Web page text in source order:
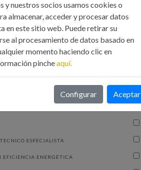
INSTALACIONES TÉRMICAS
LEGALIZACIONES
ESPECIALISTA
EFICIENCIA ENERGÉTICA
y nuestros socios usamos cookies o
almacenar, acceder y procesar datos
en este sitio web. Puede retirar su
al procesamiento de datos basado en
momento haciendo clic en
pincheaquí.
Configurar Aceptar